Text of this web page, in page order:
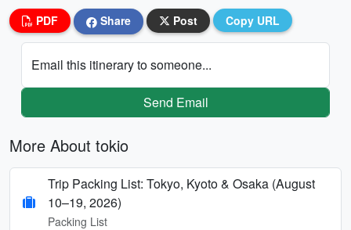
PDF Share Post Copy URL
Email this itinerary to someone...
Send Email
More About tokio
Trip Packing List: Tokyo, Kyoto & Osaka (August
10–19, 2026)
Packing List